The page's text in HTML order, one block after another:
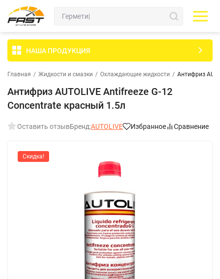
НАША ПРОДУКЦИЯ
Главная / Жидкости и смазки / Охлаждающие жидкости / Антифриз
Антифриз AUTOLIVE Antifreeze G-12
Concentrate красный 1.5л
Оставить отзывБренд:AUTOLIVE Избранное Сравнение
Скидка!